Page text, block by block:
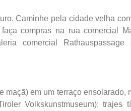
Caminhe pela cidade velha
compras na rua comercial
comercial
maçã) em um terraço ensolarado,
Volkskunstmuseum): trajes